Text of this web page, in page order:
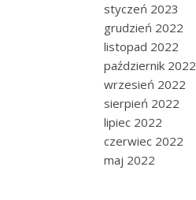
styczeń 2023
grudzień 2022
listopad 2022
październik 2022
wrzesień 2022
sierpień 2022
lipiec 2022
czerwiec 2022
maj 2022